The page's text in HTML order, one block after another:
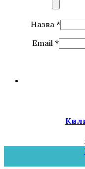
Назва *
Email *